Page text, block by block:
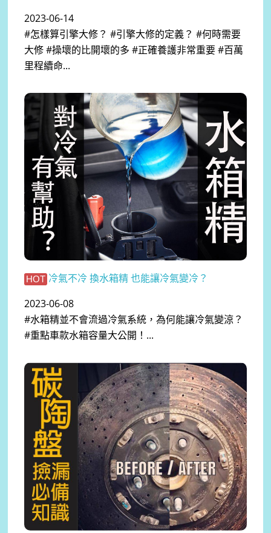
2023-06-14
#怎樣算引擎大修？ #引擎大修的定義？ #何時需要
大修 #操壞的比開壞的多 #正確養護非常重要 #百萬
里程續命...
HOT 冷氣不冷 換水箱精 也能讓冷氣變冷？
2023-06-08
#水箱精並不會流過冷氣系統，為何能讓冷氣變涼？
#重點車款水箱容量大公開！...